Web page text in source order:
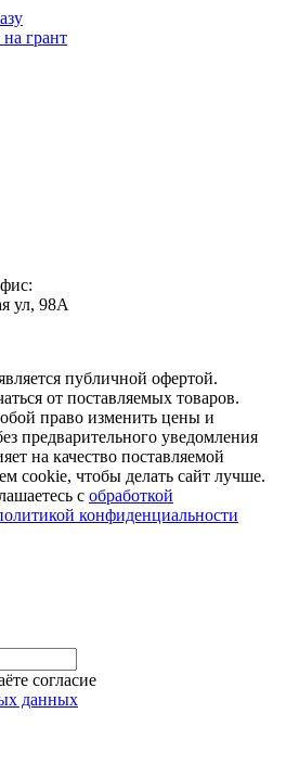
грант
ул, 98А
публичной офертой.
от поставляемых товаров.
право изменить цены и
предварительного уведомления
на качество поставляемой
cookie, чтобы делать сайт лучше.
с обработкой
конфиденциальности
согласие
данных